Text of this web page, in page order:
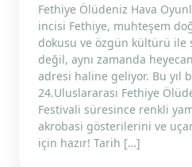
Fethiye Ölüdeniz Hava
incisi Fethiye, muhteşem
dokusu ve özgün kültürü ile
değil, aynı zamanda
adresi haline geliyor. Bu yıl
24.Uluslararası Fethiye
Festivali süresince renkli
akrobasi gösterilerini ve
için hazır! Tarih […]